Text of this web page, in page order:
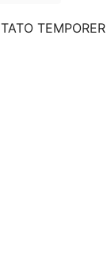
TATO TEMPORER